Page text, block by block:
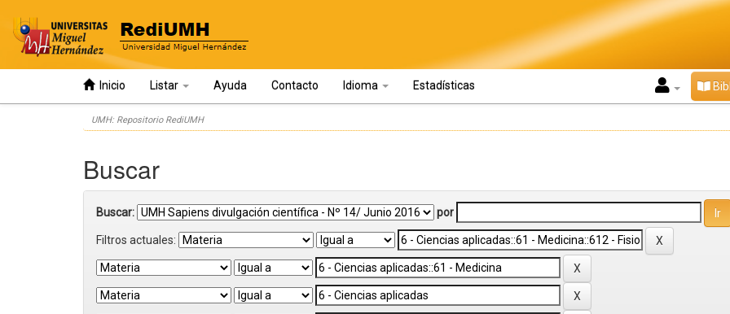
Inicio Listar Ayuda Contacto Idioma Estadísticas
UMH: Repositorio RediUMH
Buscar
Buscar: por
Filtros actuales: